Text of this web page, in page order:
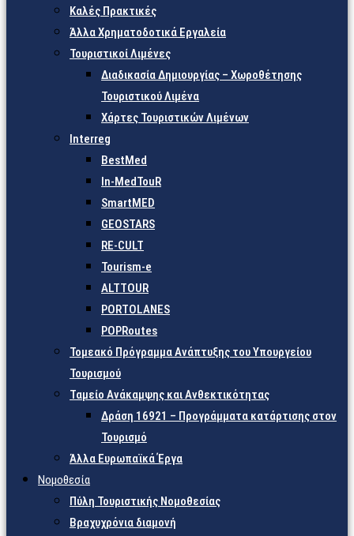
Καλές Πρακτικές
Άλλα Χρηματοδοτικά Εργαλεία
Τουριστικοί Λιμένες
Διαδικασία Δημιουργίας – Χωροθέτησης
Τουριστικού Λιμένα
Χάρτες Τουριστικών Λιμένων
Interreg
BestMed
In-MedTouR
SmartMED
GEOSTARS
RE-CULT
Tourism-e
ALTTOUR
PORTOLANES
POPRoutes
Τομεακό Πρόγραμμα Ανάπτυξης του Υπουργείου
Τουρισμού
Ταμείο Ανάκαμψης και Ανθεκτικότητας
Δράση 16921 – Προγράμματα κατάρτισης στον
Τουρισμό
Άλλα Ευρωπαϊκά Έργα
Νομοθεσία
Πύλη Τουριστικής Νομοθεσίας
Βραχυχρόνια διαμονή